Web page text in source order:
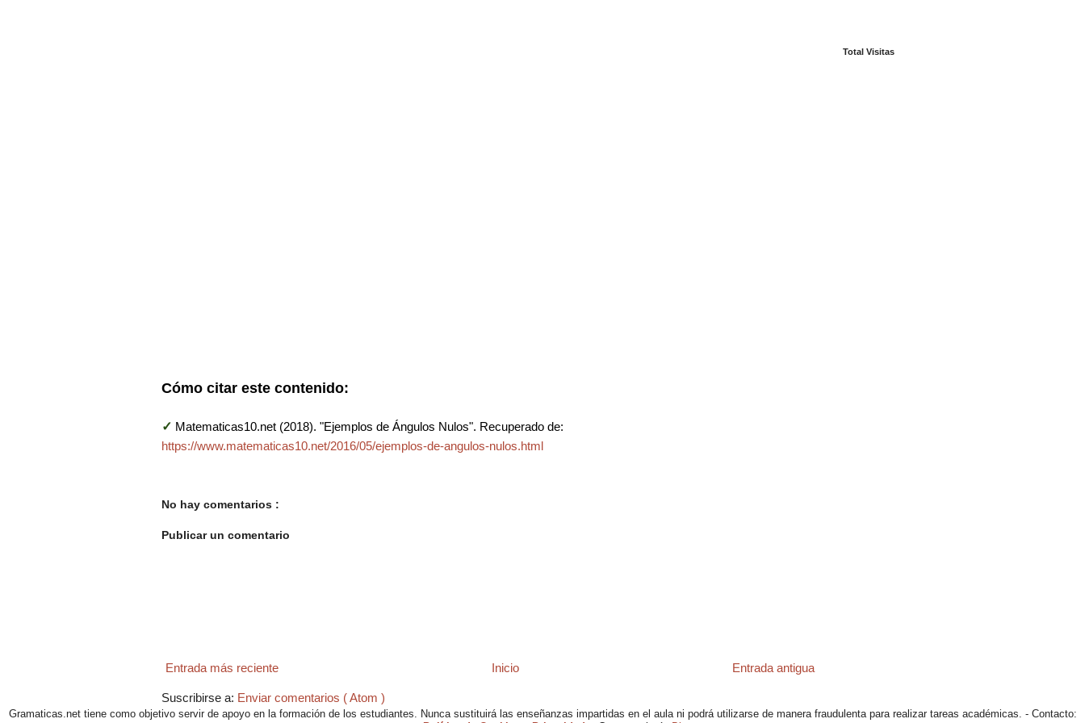
Cómo citar este contenido:
✓ Matematicas10.net (2018). "Ejemplos de Ángulos Nulos". Recuperado de:
https://www.matematicas10.net/2016/05/ejemplos-de-angulos-nulos.html
No hay comentarios :
Publicar un comentario
Entrada más reciente Entrada antigua
Inicio
Suscribirse a: Enviar comentarios ( Atom )
Total Visitas
Gramaticas.net tiene como objetivo servir de apoyo en la formación de los estudiantes. Nunca sustituirá las enseñanzas impartidas en el aula ni podrá utilizarse de manera fraudulenta para realizar tareas académicas. - Contacto: